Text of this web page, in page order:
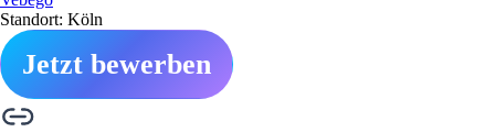
Standort: Köln
Jetzt bewerben